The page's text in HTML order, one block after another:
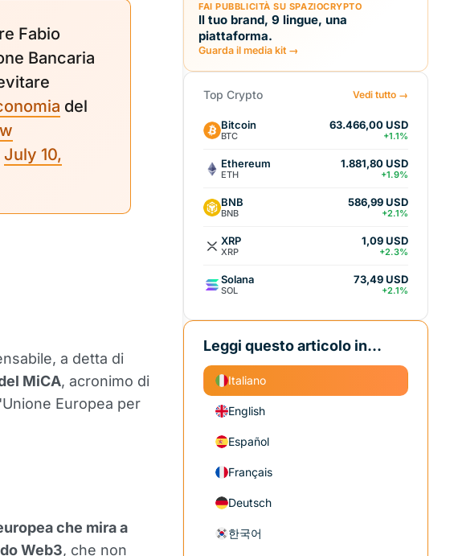
Fabio
Bancaria
⁩ del
July 10,
a detta di
MiCA, acronimo di
Europea per
che mira a
Web3, che non
FAI PUBBLICITÀ SU SPAZIOCRYPTO
Il tuo brand, 9 lingue, una
piattaforma.
Guarda il media kit →
Top Crypto Vedi tutto →
Bitcoin
BTC
63.466,00 USD
+1.1%
Ethereum
ETH
1.881,80 USD
+1.9%
BNB
BNB
586,99 USD
+2.1%
XRP
XRP
1,09 USD
+2.3%
Solana
SOL
73,49 USD
+2.1%
Leggi questo articolo in...
Italiano
English
Español
Français
Deutsch
한국어